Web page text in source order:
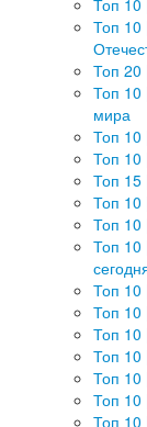
Топ 10
Топ 10
Топ 20
Топ 10
мира
Топ 10
Топ 10
Топ
Топ 10
Топ 10
Топ 10
Топ
Топ 10
Топ 10
Топ 10
Топ 10
Топ
Топ